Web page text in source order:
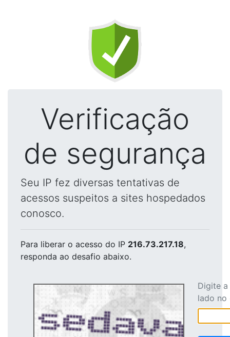
Verificação
de segurança
Seu IP fez diversas tentativas de
acessos suspeitos a sites hospedados
conosco.
Para liberar o acesso do IP 216.73.217.18,
responda ao desafio abaixo.
Digite
lado no